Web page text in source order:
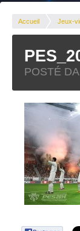
Accueil Jeux-
POSTÉ